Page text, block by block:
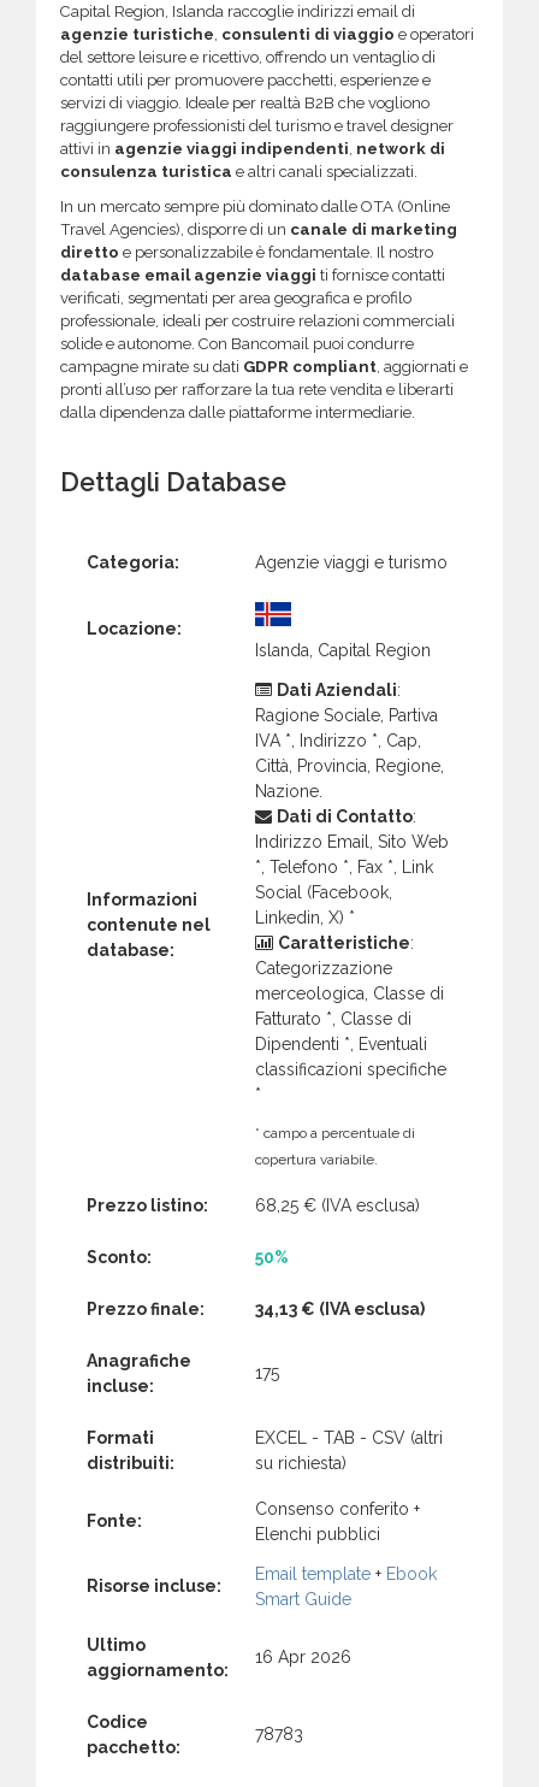
Capital Region, Islanda raccoglie indirizzi email di
agenzie turistiche, consulenti di viaggio e operatori
del settore leisure e ricettivo, offrendo un ventaglio di
contatti utili per promuovere pacchetti, esperienze e
servizi di viaggio. Ideale per realtà B2B che vogliono
raggiungere professionisti del turismo e travel designer
attivi in agenzie viaggi indipendenti, network di
consulenza turistica e altri canali specializzati.
In un mercato sempre più dominato dalle OTA (Online
Travel Agencies), disporre di un canale di marketing
diretto e personalizzabile è fondamentale. Il nostro
database email agenzie viaggi ti fornisce contatti
verificati, segmentati per area geografica e profilo
professionale, ideali per costruire relazioni commerciali
solide e autonome. Con Bancomail puoi condurre
campagne mirate su dati GDPR compliant, aggiornati e
pronti all’uso per rafforzare la tua rete vendita e liberarti
dalla dipendenza dalle piattaforme intermediarie.
Dettagli Database
Categoria: Agenzie viaggi e turismo
Locazione:
Islanda, Capital Region
Informazioni
contenute nel
database:
Dati Aziendali:
Ragione Sociale, Partiva
IVA *, Indirizzo *, Cap,
Città, Provincia, Regione,
Nazione.
Dati di Contatto:
Indirizzo Email, Sito Web
*, Telefono *, Fax *, Link
Social (Facebook,
Linkedin, X) *
Caratteristiche:
Categorizzazione
merceologica, Classe di
Fatturato *, Classe di
Dipendenti *, Eventuali
classificazioni specifiche
*
* campo a percentuale di
copertura variabile.
Prezzo listino: 68,25 € (IVA esclusa)
Sconto: 50%
Prezzo finale: 34,13 € (IVA esclusa)
Anagrafiche
incluse:
175
Formati
distribuiti:
EXCEL - TAB - CSV (altri
su richiesta)
Fonte:
Consenso conferito +
Elenchi pubblici
Risorse incluse:
Email template + Ebook
Smart Guide
Ultimo
aggiornamento:
16 Apr 2026
Codice
pacchetto:
78783